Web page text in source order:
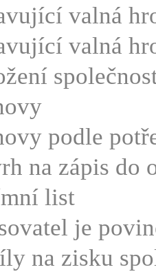
valná
valná
podle
na zápis do
list
je
na zisku